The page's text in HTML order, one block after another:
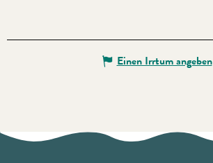
Einen Irrtum angeben